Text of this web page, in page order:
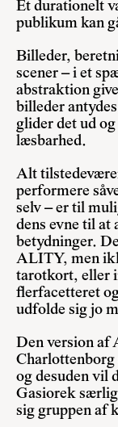
Et durationelt
publikum kan
Billeder,
scener – i et
abstraktion
billeder
glider det ud
læsbarhed.
Alt
performere
selv – er til
dens evne til
betydninger.
ALITY, men
tarotkort, eller
flerfacetteret
udfolde sig jo
Den version af
og desuden vil
Gasiorek
sig gruppen af